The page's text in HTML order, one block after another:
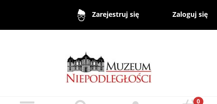
Zarejestruj się Zaloguj się